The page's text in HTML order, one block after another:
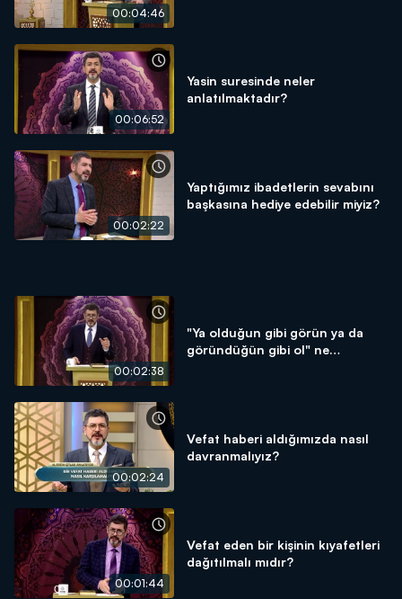
00:04:46
00:06:52
Yasin suresinde neler
anlatılmaktadır?
00:02:22
Yaptığımız ibadetlerin sevabını
başkasına hediye edebilir miyiz?
00:02:38
"Ya olduğun gibi görün ya da
göründüğün gibi ol" ne
00:02:24
Vefat haberi aldığımızda nasıl
davranmalıyız?
00:01:44
Vefat eden bir kişinin kıyafetleri
dağıtılmalı mıdır?